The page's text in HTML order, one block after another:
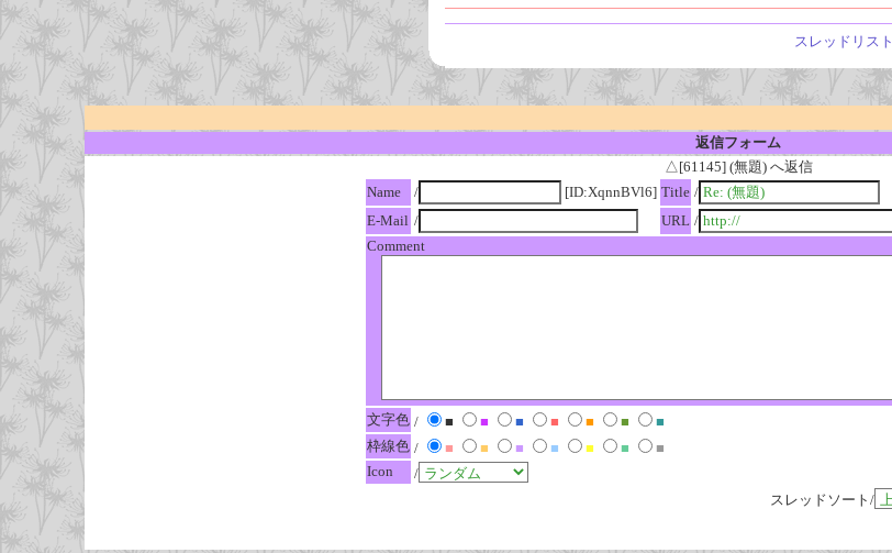
スレッドリスト
返信フォーム
△[61145] (無題) へ返信
Name
/ [ID:XqnnBVl6] Title /
E-Mail / URL /
Comment
文字色 / ■ ■ ■ ■ ■ ■
■
枠線色 / ■ ■ ■ ■ ■ ■
■
Icon
/
スレッドソート/